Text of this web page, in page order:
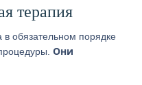
терапия
в обязательном порядке
Они